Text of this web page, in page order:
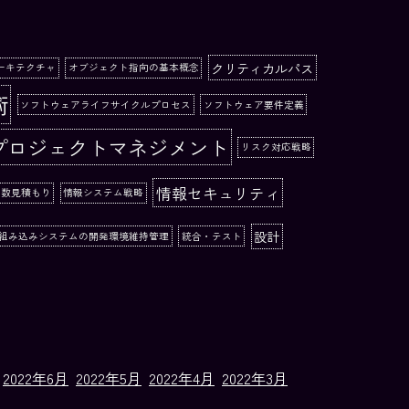
キテクチャ オブジェクト指向の基本概念 クリティカルパス
ソフトウェアライフサイクルプロセス ソフトウェア要件定義
ロジェクトマネジメント リスク対応戦略
見積もり 情報システム戦略 情報セキュリティ
み込みシステムの開発環境維持管理 統合・テスト 設計
2022年6月 2022年5月 2022年4月 2022年3月